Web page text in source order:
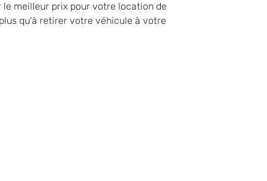
meilleur prix pour votre location de
qu'à retirer votre véhicule à votre